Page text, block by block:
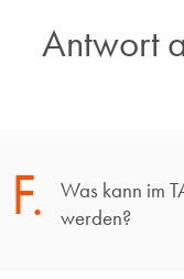
Antwort
F.
Was kann im
werden?